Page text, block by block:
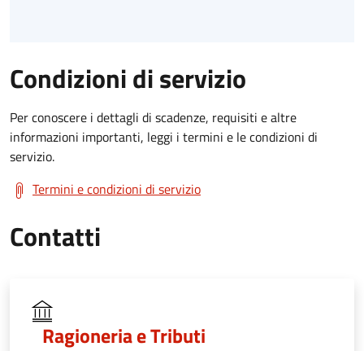
Condizioni di servizio
Per conoscere i dettagli di scadenze, requisiti e altre
informazioni importanti, leggi i termini e le condizioni di
servizio.
Termini e condizioni di servizio
Contatti
Ragioneria e Tributi